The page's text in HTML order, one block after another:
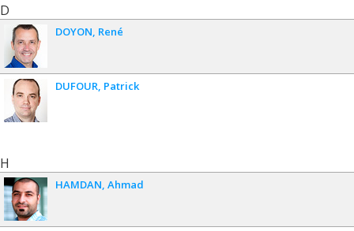
D
DOYON René
DUFOUR Patrick
H
HAMDAN Ahmad